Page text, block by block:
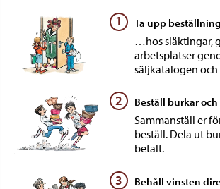
1 Ta upp
…hos släktingar,
arbetsplatser
säljkatalogen
2 Beställ burkar
Sammanställ er
beställ. Dela ut
betalt.
3 Behåll vinsten